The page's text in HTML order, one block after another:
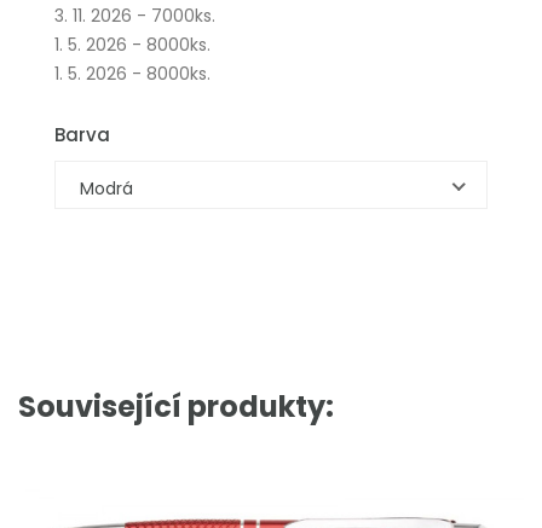
3. 11. 2026 - 7000ks.
1. 5. 2026 - 8000ks.
1. 5. 2026 - 8000ks.
Barva
Modrá
Související produkty: